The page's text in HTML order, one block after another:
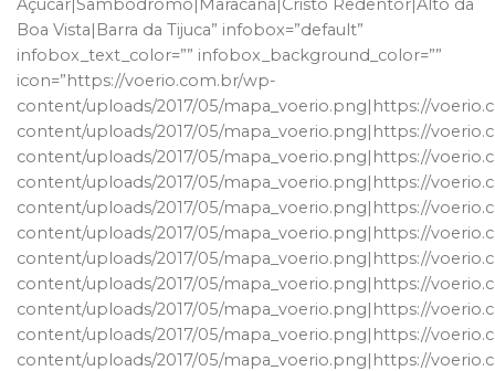
Açúcar|Sambódromo|Maracanã|Cristo Redentor|Alto da
Boa Vista|Barra da Tijuca” infobox=”default”
infobox_text_color=”” infobox_background_color=””
icon=”https://voerio.com.br/wp-
content/uploads/2017/05/mapa_voerio.png|https://
content/uploads/2017/05/mapa_voerio.png|https://
content/uploads/2017/05/mapa_voerio.png|https://
content/uploads/2017/05/mapa_voerio.png|https://
content/uploads/2017/05/mapa_voerio.png|https://
content/uploads/2017/05/mapa_voerio.png|https://
content/uploads/2017/05/mapa_voerio.png|https://
content/uploads/2017/05/mapa_voerio.png|https://
content/uploads/2017/05/mapa_voerio.png|https://
content/uploads/2017/05/mapa_voerio.png|https://
content/uploads/2017/05/mapa_voerio.png|https://